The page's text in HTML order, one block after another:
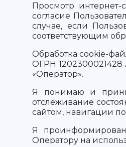
Просмотр интернет-
согласие
случае, если
соответствующим
Обработка cookie-
ОГРН 1202300021428
«Оператор».
Я понимаю и
отслеживание
сайтом, навигации
Я проинформирован
Оператору на